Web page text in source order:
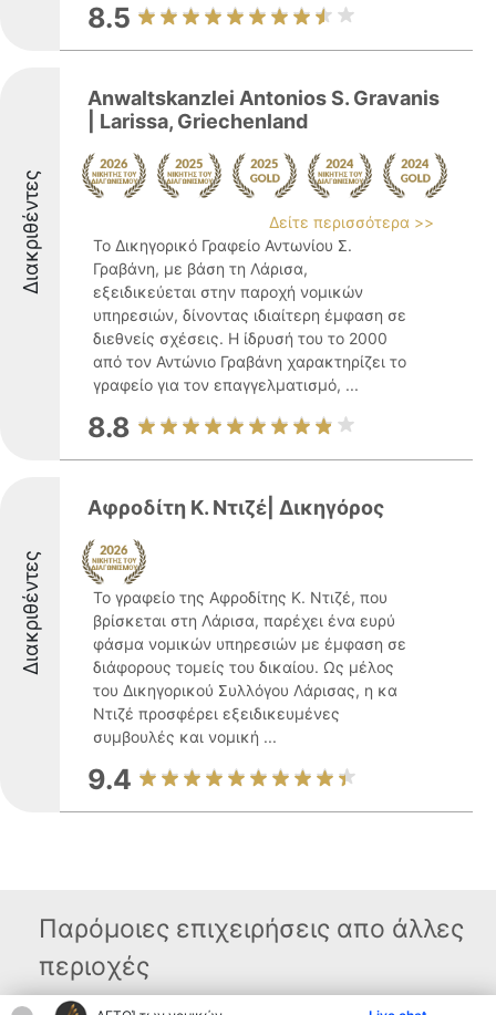
8.5
Διακριθέντες
Anwaltskanzlei Antonios S. Gravanis
| Larissa, Griechenland
Δείτε περισσότερα >>
Το Δικηγορικό Γραφείο Αντωνίου Σ.
Γραβάνη, με βάση τη Λάρισα,
εξειδικεύεται στην παροχή νομικών
υπηρεσιών, δίνοντας ιδιαίτερη έμφαση σε
διεθνείς σχέσεις. Η ίδρυσή του το 2000
από τον Αντώνιο Γραβάνη χαρακτηρίζει το
γραφείο για τον επαγγελματισμό, ...
8.8
Διακριθέντες
Αφροδίτη Κ. Ντιζέ| Δικηγόρος
Το γραφείο της Αφροδίτης Κ. Ντιζέ, που
βρίσκεται στη Λάρισα, παρέχει ένα ευρύ
φάσμα νομικών υπηρεσιών με έμφαση σε
διάφορους τομείς του δικαίου. Ως μέλος
του Δικηγορικού Συλλόγου Λάρισας, η κα
Ντιζέ προσφέρει εξειδικευμένες
συμβουλές και νομική ...
9.4
Παρόμοιες επιχειρήσεις απο άλλες
περιοχές